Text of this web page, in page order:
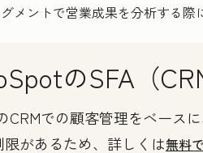
メントで営業成果を分析する際
のSFA（
CRMでの顧客管理をベース
があるため、詳しくは無料